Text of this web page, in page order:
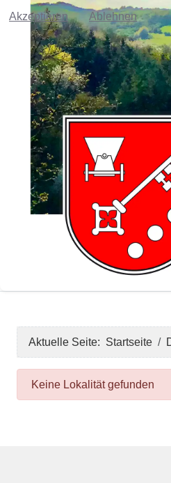
Aktuelle Seite: Startseite
danger
Keine Lokalität gefunden
Akzeptieren
Ablehnen